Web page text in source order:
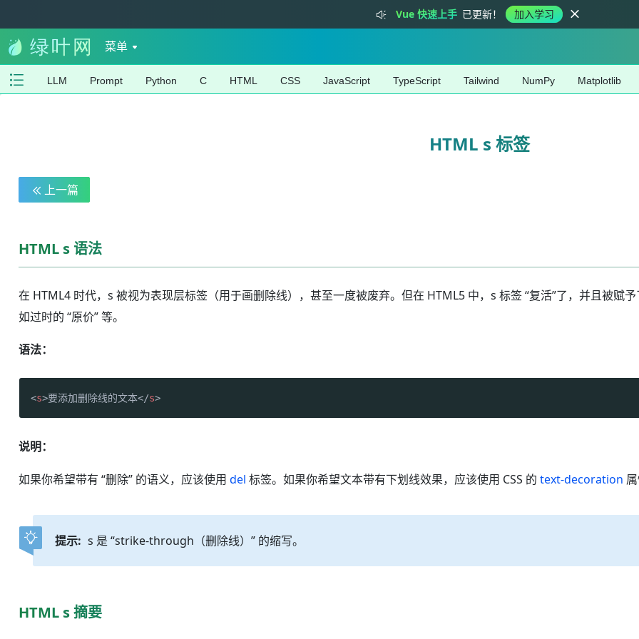
Vue 快速上手 已更新！ 加入学习
菜单
LLM Prompt Python C HTML CSS JavaScript TypeScript Tailwind NumPy Matplotlib
HTML s 标签
上一篇
HTML s 语法
在 HTML4 时代，s 被视为表现层标签（用于画删除线），甚至一度被废弃。但在 HTML5 中，s 标签 “复活”了，并且被赋
如过时的 “原价” 等。
语法：
<s>要添加删除线的文本</s>
说明：
如果你希望带有 “删除” 的语义，应该使用 del 标签。如果你希望文本带有下划线效果，应该使用 CSS 的 text-decoration
提示: s 是 “strike-through（删除线）” 的缩写。
HTML s 摘要